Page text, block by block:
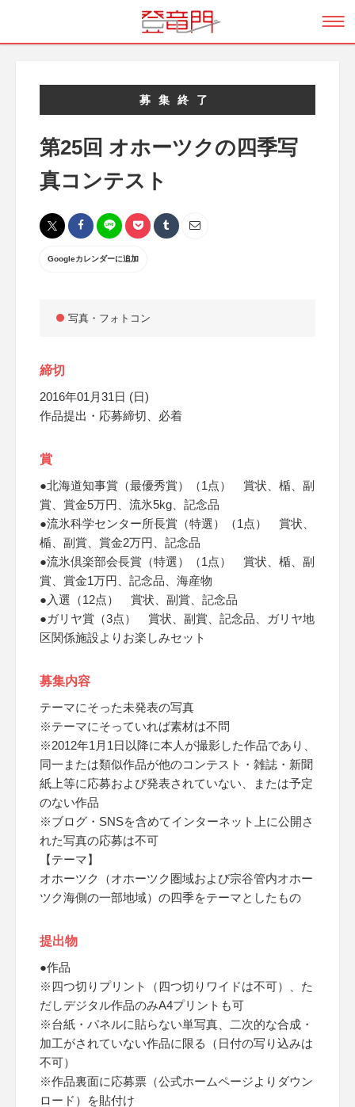
募集終了
第25回 オホーツクの四季写
真コンテスト
Googleカレンダーに追加
写真・フォトコン
締切
2016年01月31日 (日)
作品提出・応募締切、必着
賞
●北海道知事賞（最優秀賞）（1点） 賞状、楯、副
賞、賞金5万円、流氷5kg、記念品
●流氷科学センター所長賞（特選）（1点） 賞状、
楯、副賞、賞金2万円、記念品
●流氷倶楽部会長賞（特選）（1点） 賞状、楯、副
賞、賞金1万円、記念品、海産物
●入選（12点） 賞状、副賞、記念品
●ガリヤ賞（3点） 賞状、副賞、記念品、ガリヤ地
区関係施設よりお楽しみセット
募集内容
テーマにそった未発表の写真
※テーマにそっていれば素材は不問
※2012年1月1日以降に本人が撮影した作品であり、
同一または類似作品が他のコンテスト・雑誌・新聞
紙上等に応募および発表されていない、または予定
のない作品
※ブログ・SNSを含めてインターネット上に公開さ
れた写真の応募は不可
【テーマ】
オホーツク（オホーツク圏域および宗谷管内オホー
ツク海側の一部地域）の四季をテーマとしたもの
提出物
●作品
※四つ切りプリント（四つ切りワイドは不可）、た
だしデジタル作品のみA4プリントも可
※台紙・パネルに貼らない単写真、二次的な合成・
加工がされていない作品に限る（日付の写り込みは
不可）
※作品裏面に応募票（公式ホームページよりダウン
ロード）を貼付け